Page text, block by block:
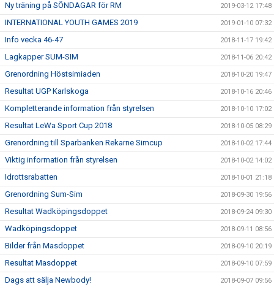
Ny träning på SÖNDAGAR för RM 2019-03-12 17:48
INTERNATIONAL YOUTH GAMES 2019 2019-01-10 07:32
Info vecka 46-47 2018-11-17 19:42
Lagkapper SUM-SIM 2018-11-06 20:42
Grenordning Höstsimiaden 2018-10-20 19:47
Resultat UGP Karlskoga 2018-10-16 20:46
Kompletterande information från styrelsen 2018-10-10 17:02
Resultat LeWa Sport Cup 2018 2018-10-05 08:29
Grenordning till Sparbanken Rekarne Simcup 2018-10-02 17:44
Viktig information från styrelsen 2018-10-02 14:02
Idrottsrabatten 2018-10-01 21:18
Grenordning Sum-Sim 2018-09-30 19:56
Resultat Wadköpingsdoppet 2018-09-24 09:30
Wadköpingsdoppet 2018-09-11 08:56
Bilder från Masdoppet 2018-09-10 20:19
Resultat Masdoppet 2018-09-10 07:59
Dags att sälja Newbody! 2018-09-07 09:56